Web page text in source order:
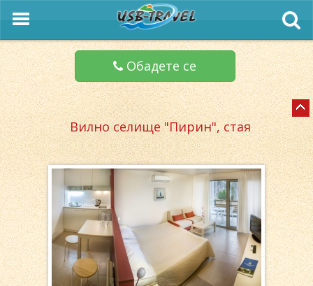
Обадете се
Вилно селище "Пирин", стая